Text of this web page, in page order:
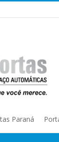
Paraná